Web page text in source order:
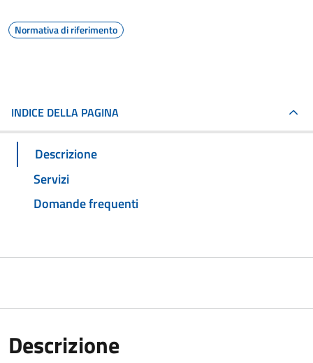
Normativa di riferimento
INDICE DELLA PAGINA
Descrizione
Servizi
Domande frequenti
Descrizione